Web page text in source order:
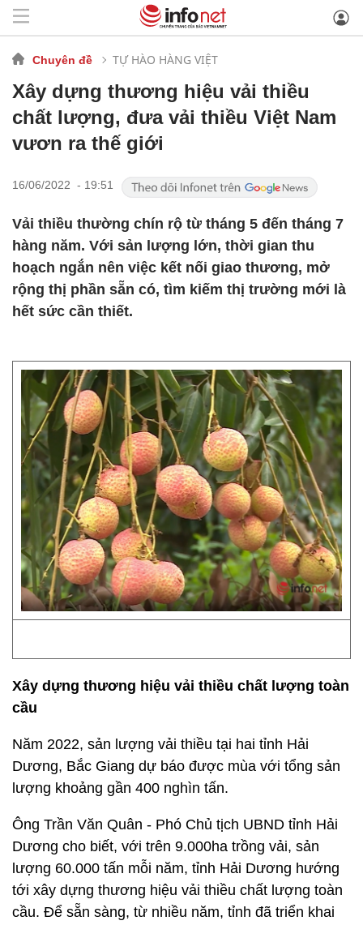
Chuyên đề TỰ HÀO HÀNG VIỆT
Xây dựng thương hiệu vải thiều
chất lượng, đưa vải thiều Việt Nam
vươn ra thế giới
16/06/2022 - 19:51
Vải thiều thường chín rộ từ tháng 5 đến tháng 7
hàng năm. Với sản lượng lớn, thời gian thu
hoạch ngắn nên việc kết nối giao thương, mở
rộng thị phần sẵn có, tìm kiếm thị trường mới là
hết sức cần thiết.
Xây dựng thương hiệu vải thiều chất lượng toàn
cầu
Năm 2022, sản lượng vải thiều tại hai tỉnh Hải
Dương, Bắc Giang dự báo được mùa với tổng sản
lượng khoảng gần 400 nghìn tấn.
Ông Trần Văn Quân - Phó Chủ tịch UBND tỉnh Hải
Dương cho biết, với trên 9.000ha trồng vải, sản
lượng 60.000 tấn mỗi năm, tỉnh Hải Dương hướng
tới xây dựng thương hiệu vải thiều chất lượng toàn
cầu. Để sẵn sàng, từ nhiều năm, tỉnh đã triển khai